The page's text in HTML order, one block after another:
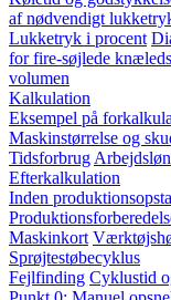
af nødvendigt
Lukketryk i procent
for fire-søjlede
volumen
Kalkulation
Eksempel på
Maskinstørrelse og
Tidsforbrug Arbejdsløn
Efterkalkulation
Inden
Maskinkort
Sprøjtestøbecyklus
Fejlfinding Cyklustid